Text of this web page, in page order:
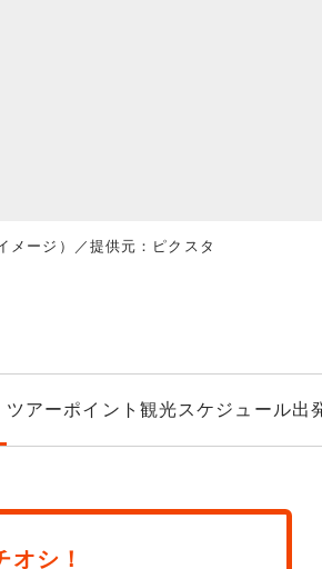
メージ）／提供元：ピクスタ
ツアーポイント 観光スケジュール出
オシ！